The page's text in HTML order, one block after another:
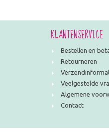
KLANTENSERVICE
Bestellen en
Retourneren
Veelgestelde
Algemene
Contact